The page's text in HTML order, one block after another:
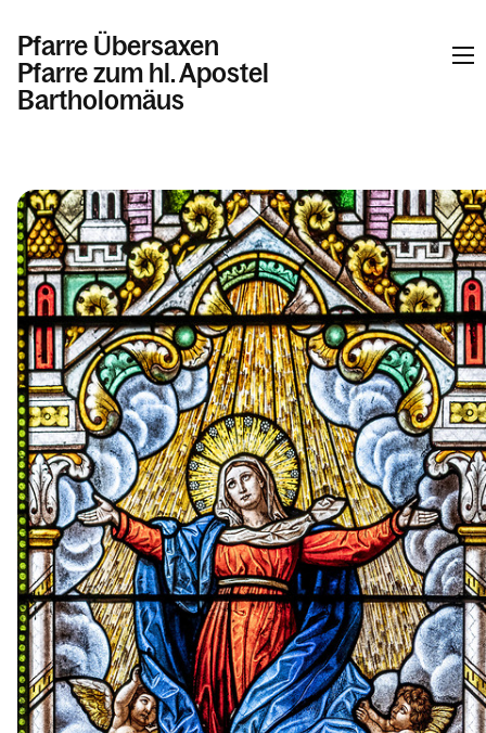
Pfarre Übersaxen
Pfarre zum hl. Apostel
Bartholomäus
Kalender
Personen
Kontakt